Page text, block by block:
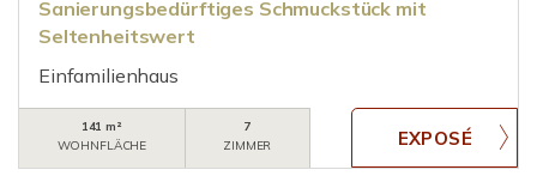
Sanierungsbedürftiges Schmuckstück mit
Seltenheitswert
Einfamilienhaus
141 m²
WOHNFLÄCHE
7
ZIMMER